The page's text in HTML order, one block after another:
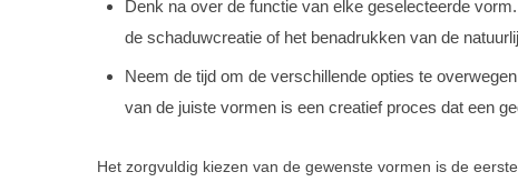
Denk na over de functie van elke geselecteerde
de schaduwcreatie of het benadrukken van de
Neem de tijd om de verschillende opties te
van de juiste vormen is een creatief proces dat een
Het zorgvuldig kiezen van de gewenste vormen is de